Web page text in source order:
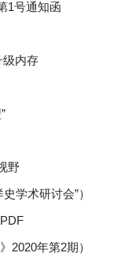
1号通知函
级内存
野
学术研讨会”）
2020年第2期）